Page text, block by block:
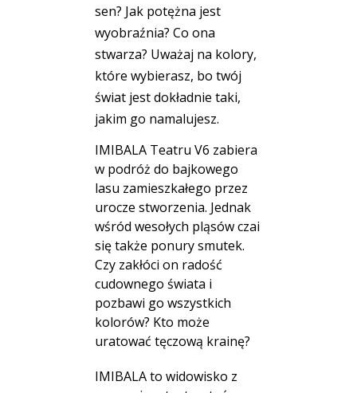
sen? Jak potężna jest
wyobraźnia? Co ona
stwarza? Uważaj na kolory,
które wybierasz, bo twój
świat jest dokładnie taki,
jakim go namalujesz.
IMIBALA Teatru V6 zabiera
w podróż do bajkowego
lasu zamieszkałego przez
urocze stworzenia. Jednak
wśród wesołych pląsów czai
się także ponury smutek.
Czy zakłóci on radość
cudownego świata i
pozbawi go wszystkich
kolorów? Kto może
uratować tęczową krainę?
IMIBALA to widowisko z